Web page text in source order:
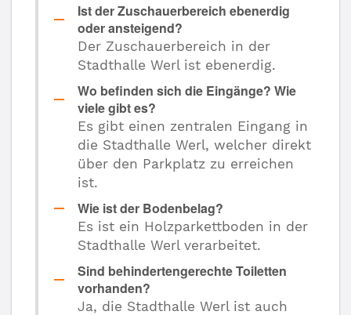
Ist der Zuschauerbereich ebenerdig
oder ansteigend?
Der Zuschauerbereich in der
Stadthalle Werl ist ebenerdig.
Wo befinden sich die Eingänge? Wie
viele gibt es?
Es gibt einen zentralen Eingang in
die Stadthalle Werl, welcher direkt
über den Parkplatz zu erreichen
ist.
Wie ist der Bodenbelag?
Es ist ein Holzparkettboden in der
Stadthalle Werl verarbeitet.
Sind behindertengerechte Toiletten
vorhanden?
Ja, die Stadthalle Werl ist auch